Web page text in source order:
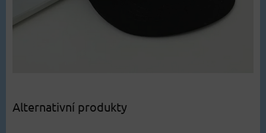
Alternativní produkty